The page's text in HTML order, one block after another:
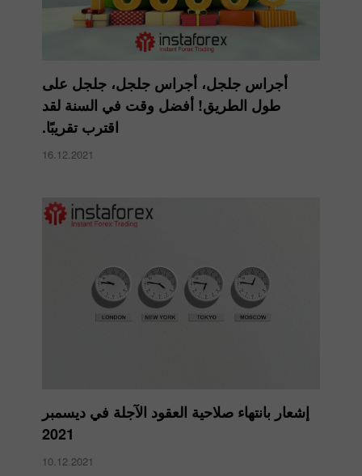
أجراس جلجل، أجراس جلجل، جلجل على
طول الطريق! أفضل وقت في السنة لقد
اقترب تقريبًا.
16.12.2021
إشعار بانتهاء صلاحية العقود الآجلة في ديسمبر
2021
10.12.2021